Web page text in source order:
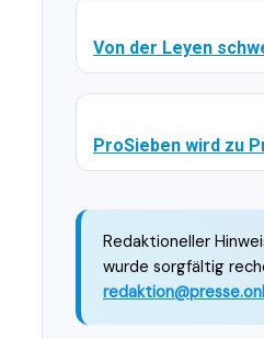
Von der Leyen
ProSieben wird zu
Redaktioneller
wurde sorgfältig